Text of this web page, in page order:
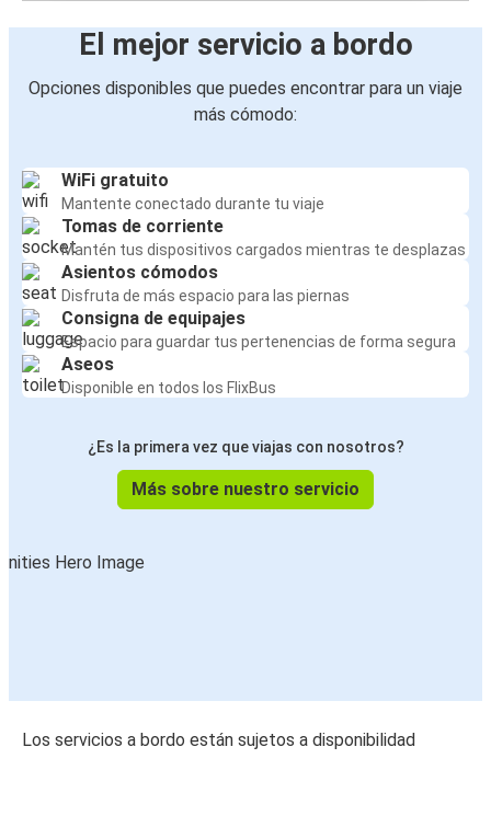
El mejor servicio a bordo
Opciones disponibles que puedes encontrar para un viaje
más cómodo:
WiFi gratuito
Mantente conectado durante tu viaje
Tomas de corriente
Mantén tus dispositivos cargados mientras te desplazas
Asientos cómodos
Disfruta de más espacio para las piernas
Consigna de equipajes
Espacio para guardar tus pertenencias de forma segura
Aseos
Disponible en todos los FlixBus
¿Es la primera vez que viajas con nosotros?
Más sobre nuestro servicio
Los servicios a bordo están sujetos a disponibilidad